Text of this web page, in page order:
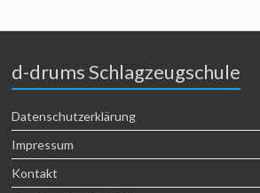
d-drums Schlagzeugschule
Datenschutzerklärung
Impressum
Kontakt